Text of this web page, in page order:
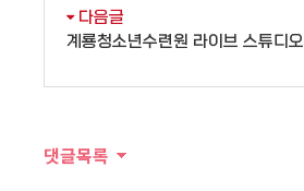
다음글
계룡청소년수련원 라이브 스튜디오
댓글목록